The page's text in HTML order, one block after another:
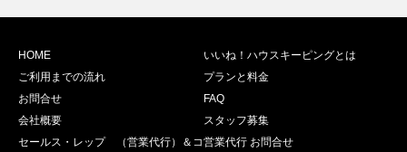
HOME
いいね！ハウスキーピングとは
ご利用までの流れ
プランと料金
お問合せ
FAQ
会社概要
スタッフ募集
セールス・レップ （営業代行）＆コ営業代行 お問合せ